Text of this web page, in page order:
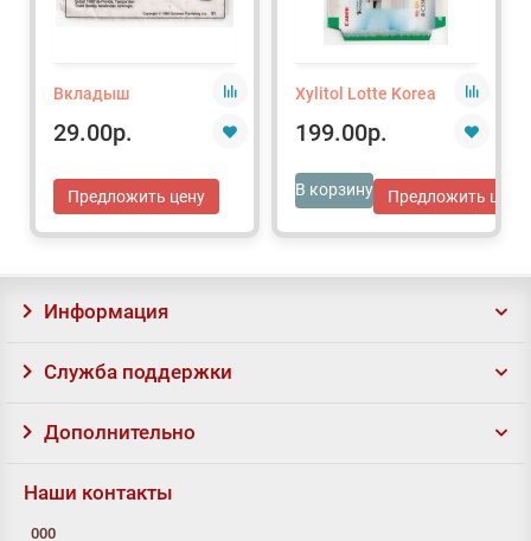
Вкладыш
29.00р.
Предложить цену
Xylitol Lotte Korea
199.00р.
В корзину Предложить цену
Информация
Служба поддержки
Дополнительно
Наши контакты
000